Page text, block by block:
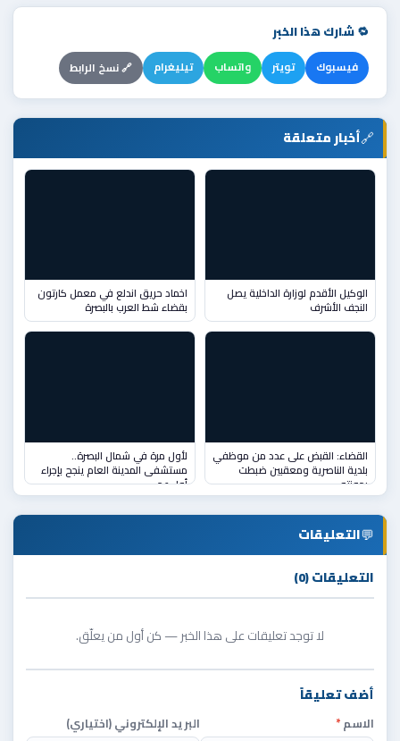
🔁 شارك هذا الخبر
فيسبوك تويتر واتساب تيليغرام 🔗 نسخ الرابط
🔗أخبار متعلقة
الوكيل الأقدم لوزارة الداخلية يصل
النجف الأشرف
اخماد حريق اندلع في معمل كارتون
بقضاء شط العرب بالبصرة
القضاء: القبض على عدد من موظفي
بلدية الناصرية ومعقبين ضبطت
بحوزته
لأول مرة في شمال البصرة..
مستشفى المدينة العام ينجح بإجراء
أول عم
💬التعليقات
التعليقات (0)
لا توجد تعليقات على هذا الخبر — كن أول من يعلّق.
أضف تعليقاً
الاسم* البريد الإلكتروني (اختياري)